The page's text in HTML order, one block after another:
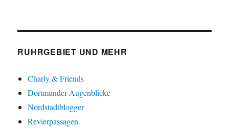
RUHRGEBIET UND MEHR
Charly & Friends
Dortmunder Augenblicke
Nordstadtblogger
Revierpassagen